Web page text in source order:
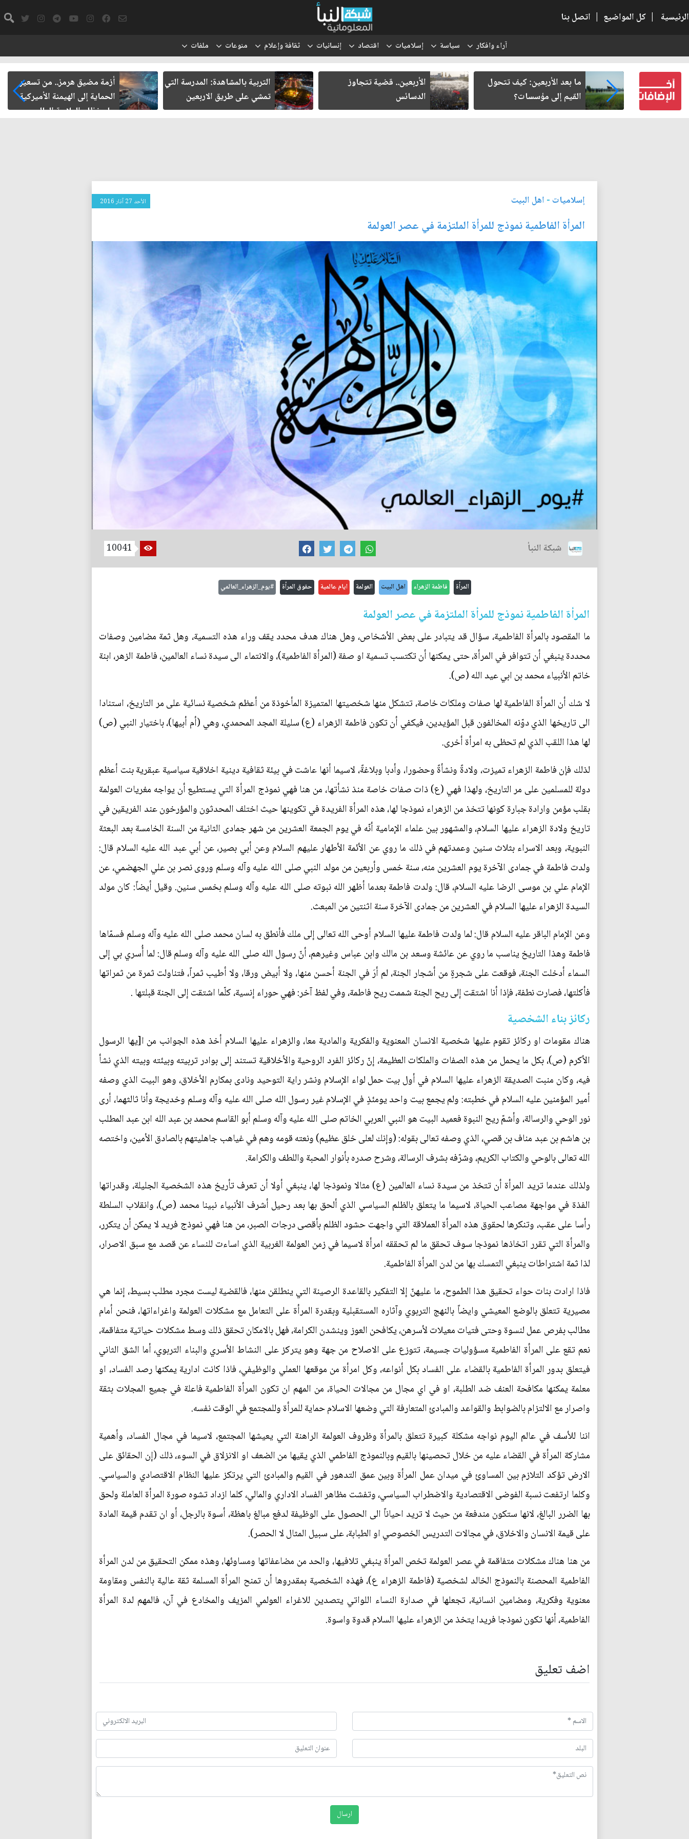
الرئيسية | كل المواضيع | اتصل بنا
آراء وافكار سياسة إسلاميات اقتصاد إنسانيات ثقافة وإعلام منوعات ملفات
من سلطة
في وعي النهضة
ما بعد الأربعين: كيف تتحول
القيم إلى مؤسسات؟
الأربعين.. قضية تتجاوز
الدسائس
التربية بالمشاهدة: المدرسة التي
تمشي على طريق الاربعين
أزمة مضيق هرمز.. من تسعير
الحماية إلى الهيمنة الأميركية
على نظام الملاحة العالمي
إسلاميات - اهل البيت الأحد 27 آذار 2016
المرأة الفاطمية نموذج للمرأة الملتزمة في عصر العولمة
شبكة النبأ 10041
المرأة فاطمة الزهراء اهل البيت العولمة ايام عالمية حقوق المرأة #يوم_الزهراء_العالمي
المرأة الفاطمية نموذج للمرأة الملتزمة في عصر العولمة
ما المقصود بالمرأة الفاطمية، سؤال قد يتبادر على بعض الأشخاص، وهل هناك هدف محدد يقف وراء هذه التسمية، وهل ثمة مضامين وصفات
محددة ينبغي أن تتوافر في المرأة، حتى يمكنها أن تكتسب تسمية او صفة (المرأة الفاطمية)، والانتماء الى سيدة نساء العالمين، فاطمة الزهر، ابنة
خاتم الأنبياء محمد بن ابي عيد الله (ص).
لا شك أن المرأة الفاطمية لها صفات وملكات خاصة، تتشكل منها شخصيتها المتميزة المأخوذة من أعظم شخصية نسائية على مر التاريخ، استنادا
الى تاريخها الذي دوّنه المخالفون قبل المؤيدين، فيكفي أن تكون فاطمة الزهراء (ع) سليلة المجد المحمدي، وهي (أم أبيها)، باختيار النبي (ص)
لها هذا اللقب الذي لم تحظى به امرأة أخرى.
لذلك فإن فاطمة الزهراء تميزت، ولادةً ونشأةً وحضورا، وأدبا وبلاغةً، لاسيما أنها عاشت في بيئة ثقافية دينية اخلاقية سياسية عبقرية بنت أعظم
دولة للمسلمين على مر التاريخ، ولهذا فهي (ع) ذات صفات خاصة منذ نشأتها، من هنا فهي نموذج المرأة التي يستطيع أن يواجه مغريات العولمة
بقلب مؤمن وارادة جبارة كونها تتخذ من الزهراء نموذجا لها، هذه المرأة الفريدة في تكوينها حيث اختلف المحدثون والمؤرخون عند الفريقين في
تاريخ ولادة الزهراء عليها السلام، والمشهور بين علماء الإمامية أنّه في يوم الجمعة العشرين من شهر جمادى الثانية من السنة الخامسة بعد البعثة
النبوية، وبعد الاسراء بثلاث سنين وعمدتهم في ذلك ما روي عن الأئمة الأطهار عليهم السلام وعن أبي بصير، عن أبي عبد الله عليه السلام قال:
ولدت فاطمة في جمادى الآخرة يوم العشرين منه، سنة خمس وأربعين من مولد النبي صلى الله عليه وآله وسلم وروى نصر بن علي الجهضمي، عن
الإمام علي بن موسى الرضا عليه السلام، قال: ولدت فاطمة بعدما أظهر الله نبوته صلى الله عليه وآله وسلم بخمس سنين. وقيل أيضاً: كان مولد
السيدة الزهراء عليها السلام في العشرين من جمادى الآخرة سنة اثنتين من المبعث.
وعن الإمام الباقر عليه السلام قال: لما ولدت فاطمة عليها السلام أوحى الله تعالى إلى ملك فأنطق به لسان محمد صلى الله عليه وآله وسلم فسمّاها
فاطمة وهذا التاريخ يناسب ما روي عن عائشة وسعد بن مالك وابن عباس وغيرهم، أنّ رسول الله صلى الله عليه وآله وسلم قال: لما أُسري بي إلى
السماء أدخلت الجنة، فوقعت على شجرةٍ من أشجار الجنة، لم أرَ في الجنة أحسن منها، ولا أبيض ورقا، ولا أطيب ثمراً، فتناولت ثمرة من ثمراتها
فأكلتها، فصارت نطفة، فإذا أنا اشتقت إلى ريح الجنة شممت ريح فاطمة، وفي لفظ آخر: فهي حوراء إنسية، كلّما اشتقت إلى الجنة قبلتها .
ركائز بناء الشخصية
هناك مقومات او ركائز تقوم عليها شخصية الانسان المعنوية والفكرية والمادية معا، والزهراء عليها السلام أخذ هذه الجوانب من ا[يها الرسول
الأكرم (ص)، بكل ما يحمل من هذه الصفات والملكات العظيمة، إنّ ركائز الفرد الروحية والأخلاقية تستند إلى بوادر تربيته وبيئته وبيته الذي نشأ
فيه، وكان منبت الصديقة الزهراء عليها السلام في أول بيت حمل لواء الإسلام ونشر راية التوحيد ونادى بمكارم الأخلاق، وهو البيت الذي وصفه
أمير المؤمنين عليه السلام في خطبته: ولم يجمع بيت واحد يومئذٍ في الإسلام غير رسول الله صلى الله عليه وآله وسلم وخديجة وأنا ثالثهما، أرى
نور الوحي والرسالة، وأشمّ ريح النبوة فعميد البيت هو النبي العربي الخاتم صلى الله عليه وآله وسلم أبو القاسم محمد بن عبد الله ابن عبد المطلب
بن هاشم بن عبد مناف بن قصي، الذي وصفه تعالى بقوله: (وإنك لعلى خلق عظيم) ونعته قومه وهم في غياهب جاهليتهم بالصادق الأمين، واختصه
الله تعالى بالوحي والكتاب الكريم، وشرّفه بشرف الرسالة، وشرح صدره بأنوار المحبة واللطف والكرامة.
ولذلك عندما تريد المرأة أن تتخذ من سيدة نساء العالمين (ع) مثالا ونموذجا لها، ينبغي أولا أن تعرف تأريخ هذه الشخصية الجليلة، وقدراتها
الفذة في مواجهة مصاعب الحياة، لاسيما ما يتعلق بالظلم السياسي الذي ألحق بها بعد رحيل أشرف الأنبياء نبينا محمد (ص)، وانقلاب السلطة
رأسا على عقب، وتنكرها لحقوق هذه المرأة العملاقة التي واجهت حشود الظلم بأقصى درجات الصبر، من هنا فهي نموذج فريد لا يمكن أن يتكرر،
والمرأة التي تقرر اتخاذها نموذجا سوف تحقق ما لم تحققه امرأة لاسيما في زمن العولمة الغربية الذي اساءت للنساء عن قصد مع سبق الاصرار،
لذا ثمة اشتراطات ينبغي التمسك بها من لدن المرأة الفاطمية.
فاذا ارادت بنات حواء تحقيق هذا الطموح، ما عليهنّ إلا التفكير بالقاعدة الرصينة التي ينطلقن منها، فالقضية ليست مجرد مطلب بسيط، إنما هي
مصيرية تتعلق بالوضع المعيشي وايضاً بالنهج التربوي وآثاره المستقبلية وبقدرة المرأة على التعامل مع مشكلات العولمة واغراءاتها، فنحن أمام
مطالب بفرص عمل لنسوة وحتى فتيات معيلات لأسرهن، يكافحن العوز وينشدن الكرامة، فهل بالامكان تحقق ذلك وسط مشكلات حياتية متفاقمة،
نعم تقع على المرأة الفاطمية مسؤوليات جسيمة، تتوزع على الاصلاح من جهة وهو يتركز على النشاط الأسري والبناء التربوي، أما الشق الثاني
فيتعلق بدور المرأة الفاطمية بالقضاء على الفساد بكل أنواعه، وكل امرأة من موقعها العملي والوظيفي، فاذا كانت ادارية يمكنها رصد الفساد، او
معلمة يمكنها مكافحة العنف ضد الطلبة، او في اي مجال من مجالات الحياة، من المهم ان تكون المرأة الفاطمية فاعلة في جميع المجلات بثقة
واصرار مع الالتزام بالضوابط والقواعد والمبادئ المتعارفة التي وضعها الاسلام حماية للمرأة وللمجتمع في الوقت نفسه.
اننا للأسف في عالم اليوم نواجه مشكلة كبيرة تتعلق بالمرأة وظروف العولمة الراهنة التي يعيشها المجتمع، لاسيما في مجال الفساد، وأهمية
مشاركة المرأة في القضاء عليه من خلال تحصينها بالقيم وبالنموذج الفاطمي الذي يقيها من الضعف او الانزلاق في السوء، ذلك (إن الحقائق على
الارض تؤكد التلازم بين المساوئ في ميدان عمل المرأة وبين عمق التدهور في القيم والمبادئ التي يرتكز عليها النظام الاقتصادي والسياسي.
وكلما ارتفعت نسبة الفوضى الاقتصادية والاضطراب السياسي، وتفشت مظاهر الفساد الاداري والمالي، كلما ازداد تشوه صورة المرأة العاملة ولحق
بها الضرر البالغ، لانها ستكون مندفعة من حيث لا تريد احياناً الى الحصول على الوظيفة لدفع مبالغ باهظة، أسوة بالرجل، أو ان تقدم قيمة المادة
على قيمة الانسان والاخلاق، في مجالات التدريس الخصوصي او الطبابة، على سبيل المثال لا الحصر).
من هنا هناك مشكلات متفاقمة في عصر العولمة تخص المرأة ينبغي تلافيها، والحد من مضاعفاتها ومساوئها، وهذه ممكن التحقيق من لدن المرأة
الفاطمية المحصنة بالنموذج الخالد لشخصية (فاطمة الزهراء ع)، فهذه الشخصية بمقدروها أن تمنح المرأة المسلمة ثقة عالية بالنفس ومقاومة
معنوية وفكرية، ومضامين انسانية، تجعلها في صدارة النساء اللواتي يتصدين للاغراء العولمي المزيف والمخادع في آن، فالمهم لدة المرأة
الفاطمية، أنها تكون نموذجا فريدا يتخذ من الزهراء عليها السلام قدوة واسوة.
اضف تعليق